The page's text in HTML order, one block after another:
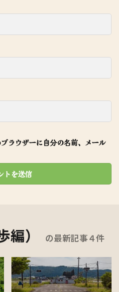
ラウザーに自分の名前、メール
編） の最新記事４件